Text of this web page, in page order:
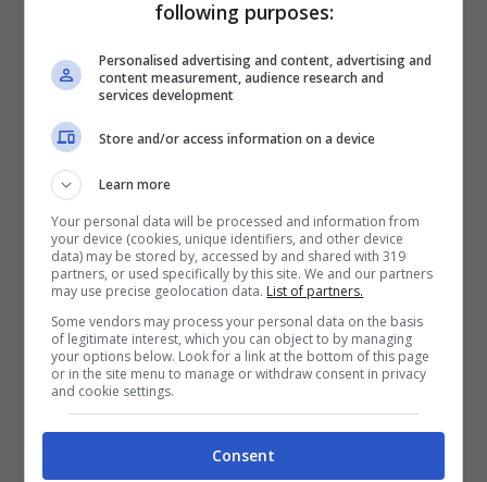
Si può usare fermezza, stabilire confini e limiti e fornire
sicurezza emotiva allo stesso tempo. (Universomamma.it)
Supponiamo che tuo figlio stia avendo un
tracollo perché tu e l’altro genitore state
andando a cena fuori senza di loro. Ecco
come Delahooke affronterebbe questa
situazione: “Aiuta tuo figlio a gestire le sue
emozioni. Invece di allontanarti o
ammonirlo per la sua reazione, prendi
following purposes:
Personalised advertising and content, advertising and
content measurement, audience research and
services development
Store and/or access information on a device
Learn more
Your personal data will be processed and information from
your device (cookies, unique identifiers, and other device
data) may be stored by, accessed by and shared with 319
partners, or used specifically by this site. We and our partners
may use precise geolocation data. List of partners.
Some vendors may process your personal data on the basis
of legitimate interest, which you can object to by managing
your options below. Look for a link at the bottom of this page
or in the site menu to manage or withdraw consent in privacy
and cookie settings.
Consent